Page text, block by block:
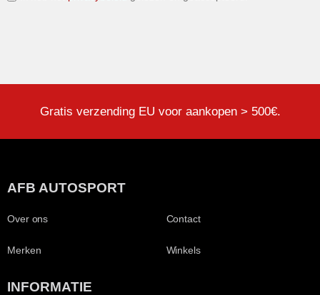
Gratis verzending EU voor aankopen > 500€.
AFB AUTOSPORT
Over ons
Merken
Contact
Winkels
INFORMATIE